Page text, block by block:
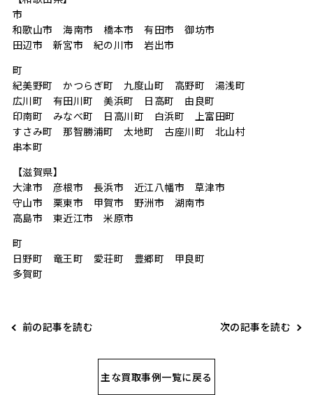
市
和歌山市 海南市 橋本市 有田市 御坊市
田辺市 新宮市 紀の川市 岩出市
町
紀美野町 かつらぎ町 九度山町 高野町 湯浅町
広川町 有田川町 美浜町 日高町 由良町
印南町 みなべ町 日高川町 白浜町 上富田町
すさみ町 那智勝浦町 太地町 古座川町 北山村
串本町
【滋賀県】
大津市 彦根市 長浜市 近江八幡市 草津市
守山市 栗東市 甲賀市 野洲市 湖南市
高島市 東近江市 米原市
町
日野町 竜王町 愛荘町 豊郷町 甲良町
多賀町
前の記事を読む 次の記事を読む
主な買取事例一覧に戻る